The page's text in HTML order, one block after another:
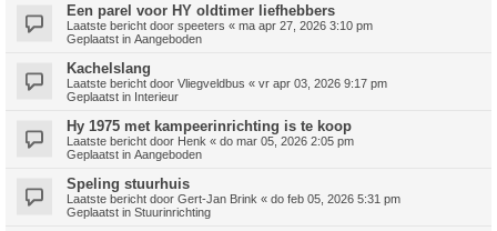
Een parel voor HY oldtimer liefhebbers
Laatste bericht door speeters « ma apr 27, 2026 3:10 pm
Geplaatst in Aangeboden
Kachelslang
Laatste bericht door Vliegveldbus « vr apr 03, 2026 9:17 pm
Geplaatst in Interieur
Hy 1975 met kampeerinrichting is te koop
Laatste bericht door Henk « do mar 05, 2026 2:05 pm
Geplaatst in Aangeboden
Speling stuurhuis
Laatste bericht door Gert-Jan Brink « do feb 05, 2026 5:31 pm
Geplaatst in Stuurinrichting